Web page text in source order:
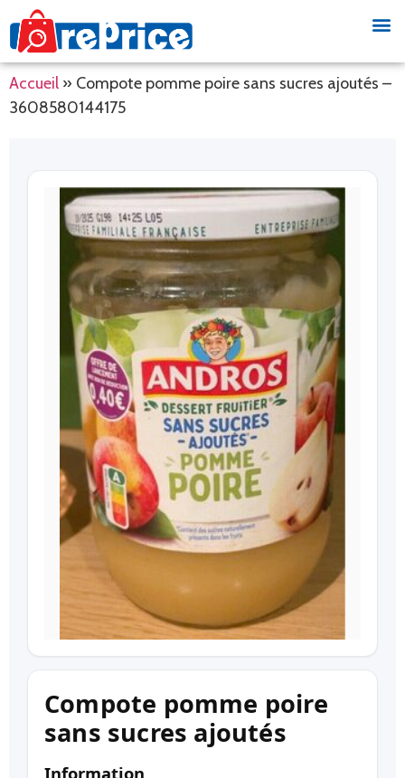
Accueil » Compote pomme poire sans sucres ajoutés –
3608580144175
Compote pomme poire
sans sucres ajoutés
Information